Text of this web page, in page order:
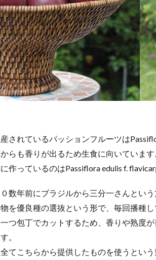
されているパッションフルーツは
らも香りが出るため生食に向いています
作っているのはPassiflora edulis f.
数年前にブラジルから三分一さんとい
を優良種の選抜という形で、毎回播種し
つ包丁でカットするため、香りや熟度
。
てこちらから提供したものを使うという